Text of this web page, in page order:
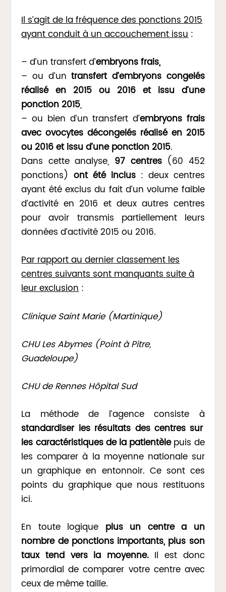
Il s’agit de la fréquence des ponctions 2015
ayant conduit à un accouchement issu:
– d’un transfert d’embryons frais,
– ou d’untransfert d’embryons congelés
réalisé en 2015 ou 2016 et issu d’une
ponction 2015,
– ou bien d’un transfert d’embryons frais
avec ovocytes décongelés réalisé en 2015
ou 2016 et issu d’une ponction 2015.
Dans cette analyse, 97 centres(60 452
ponctions)ont été inclus : deux centres
ayant été exclus du fait d’un volume faible
d’activité en 2016 et deux autres centres
pour avoir transmis partiellement leurs
données d’activité 2015 ou 2016.
Par rapport au dernier classement les
centres suivants sont manquants suite à
leur exclusion:
Clinique Saint Marie (Martinique)
CHU Les Abymes (Point à Pitre,
Guadeloupe)
CHU de Rennes Hôpital Sud
La méthode de l’agence consiste à
standardiser les résultats des centres sur
les caractéristiques de la patientèlepuis de
les comparer à la moyenne nationale sur
un graphique en entonnoir. Ce sont ces
points du graphique que nous restituons
ici.
En toute logique plus un centre a un
nombre de ponctions importants, plus son
taux tend vers la moyenne.Il est donc
primordial de comparer votre centre avec
ceux de même taille.